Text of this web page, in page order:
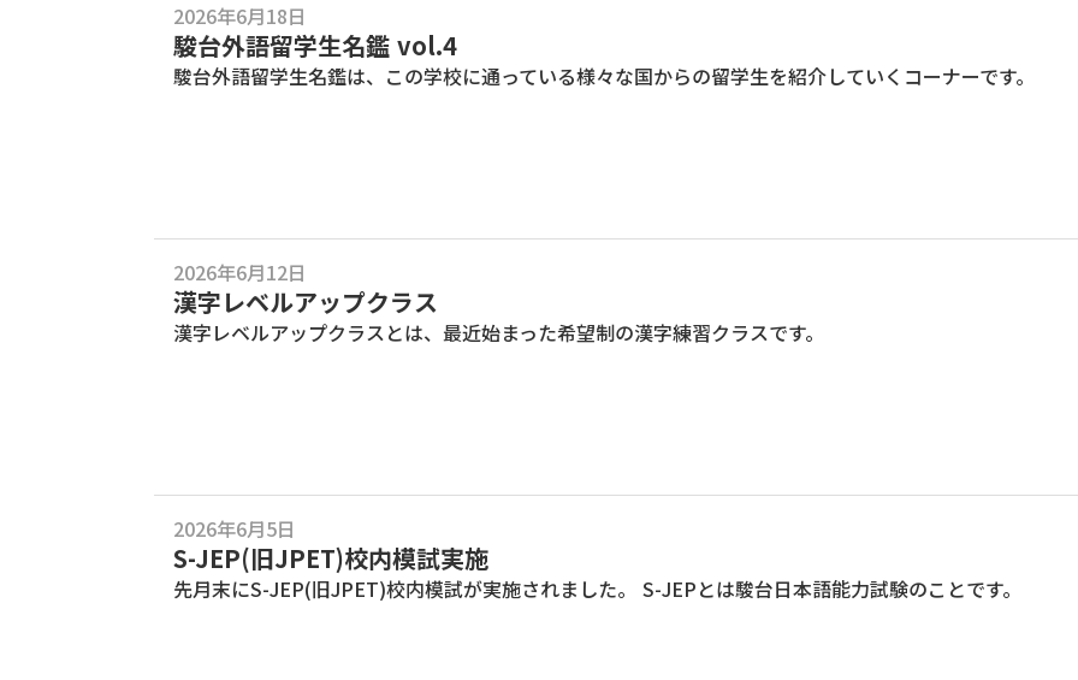
2026年6月18日
駿台外語留学生名鑑 vol.4
駿台外語留学生名鑑は、この学校に通っている様々な国からの留学生を紹介していくコーナーです。
2026年6月12日
漢字レベルアップクラス
漢字レベルアップクラスとは、最近始まった希望制の漢字練習クラスです。
2026年6月5日
S-JEP(旧JPET)校内模試実施
先月末にS-JEP(旧JPET)校内模試が実施されました。 S-JEPとは駿台日本語能力試験のことです。